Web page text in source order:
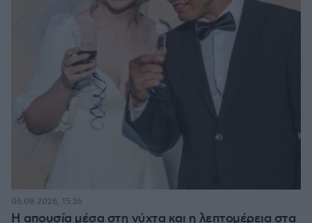
Η απουσία μέσα στη νύχτα και η λεπτομέρεια στα
06.08.2026, 15:36